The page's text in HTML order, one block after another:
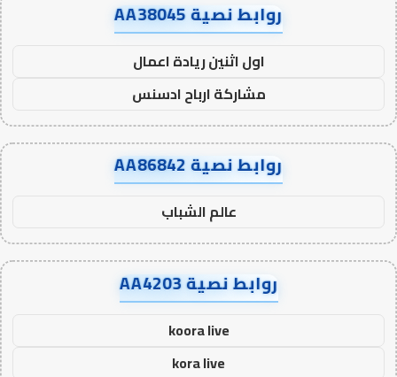
روابط نصية AA38045
اول اثنين ريادة اعمال
مشاركة ارباح ادسنس
روابط نصية AA86842
عالم الشباب
روابط نصية AA4203
koora live
kora live